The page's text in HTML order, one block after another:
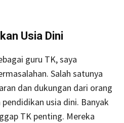
Usia Dini
guru TK, saya
Salah satunya
dan dukungan dari orang
usia dini. Banyak
TK penting. Mereka